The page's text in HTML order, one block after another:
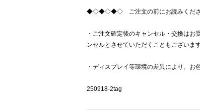
◆◇◆◇◆◇ ご注文の前にお読みく
・ご注文確定後のキャンセル・交換は
ンセルとさせていただくこともございま
・ディスプレイ等環境の差異により、お
250918-2tag